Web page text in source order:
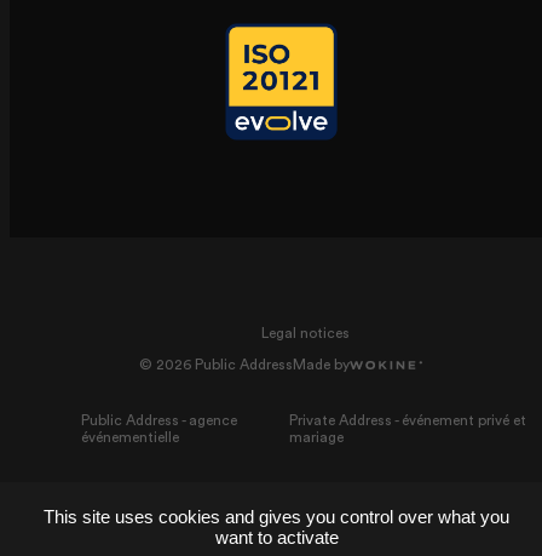
Legal notices
© 2026 Public Address Made by
Public Address - agence
événementielle
Private Address - événement privé et
mariage
This site uses cookies and gives you control over what you
want to activate